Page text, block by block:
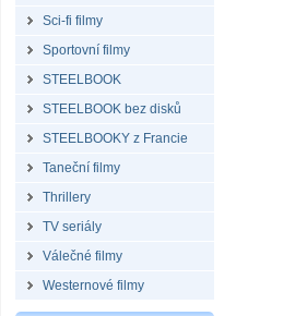
Sci-fi filmy
Sportovní filmy
STEELBOOK
STEELBOOK bez disků
STEELBOOKY z Francie
Taneční filmy
Thrillery
TV seriály
Válečné filmy
Westernové filmy